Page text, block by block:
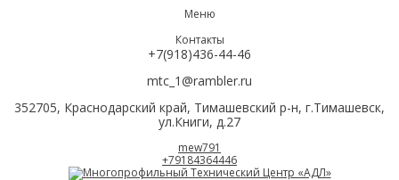
Меню
Контакты
+7(918)436-44-46
mtc_1@rambler.ru
352705, Краснодарский край, Тимашевский р-н, г.Тимашевск,
ул.Книги, д.27
mew791
+79184364446